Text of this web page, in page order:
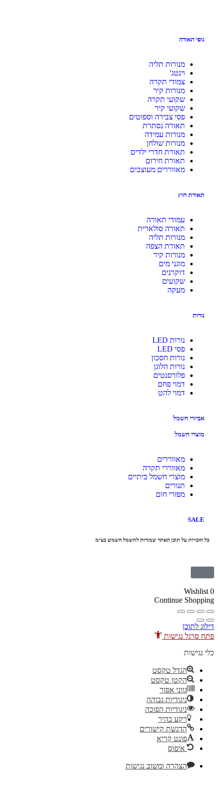
מנורות תליה
צמודי תקרה
מנורות קיר
שקועי תקרה
שקועי קיר
פסי צבירה וספוטים
תאורה נסתרת
מנורות עמידה
מנורות שולחן
תאורת חדרי ילדים
תאורת חירום
מאווררים מעוצבים
חוץ
עמודי תאורה
תאורה סולארית
מנורות תליה
תאורת הצפה
מנורות קיר
מוגני מים
דוקרנים
שקועים
נורות חסכון
נורות הלוגן
פלורסנטים
דמוי פחם
דמוי להט
חשמל
חשמל
מאווררים
מאווררי תקרה
מוצרי חשמל ביתיים
תנורים
מפזרי חום
על תוכן האתר שמורות לחשמל השמש בע״מ
Continue
נגישות
הגדל טקסט
הקטן טקסט
גווני אפור
ניגודיות גבוהה
ניגודיות הפוכה
רקע בהיר
הדגשת קישורים
פונט קריא
איפוס
הצהרה ומשוב נגישות